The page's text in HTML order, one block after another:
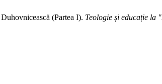
(Partea I). Teologie și educație la